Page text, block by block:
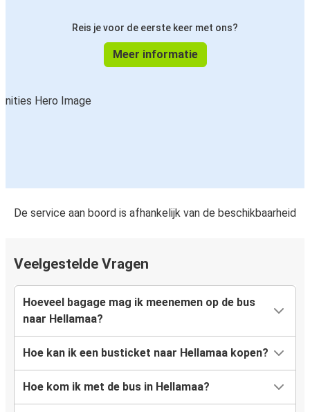
Reis je voor de eerste keer met ons?
Meer informatie
De service aan boord is afhankelijk van de beschikbaarheid
Veelgestelde Vragen
Hoeveel bagage mag ik meenemen op de bus
naar Hellamaa?
Hoe kan ik een busticket naar Hellamaa kopen?
Hoe kom ik met de bus in Hellamaa?